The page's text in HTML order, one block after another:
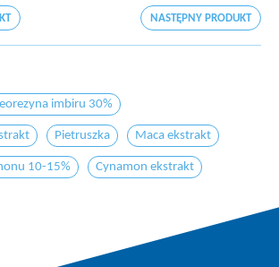
NASTĘPNY PRODUKT
imbiru 30%
Pietruszka Maca ekstrakt
10-15% Cynamon ekstrakt